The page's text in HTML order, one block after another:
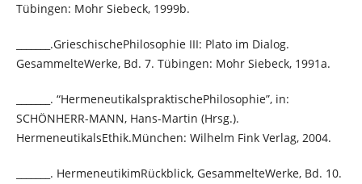
Tübingen: Mohr Siebeck, 1999b.
_______.GrieschischePhilosophie III: Plato im Dialog.
GesammelteWerke, Bd. 7. Tübingen: Mohr Siebeck, 1991a.
_______. “HermeneutikalspraktischePhilosophie”, in:
SCHÖNHERR-MANN, Hans-Martin (Hrsg.).
HermeneutikalsEthik.München: Wilhelm Fink Verlag, 2004.
_______. HermeneutikimRückblick, GesammelteWerke, Bd. 10.